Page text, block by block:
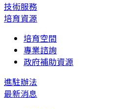
技術服務
培育資源
培育空間
專業諮詢
政府補助資源
進駐辦法
最新消息